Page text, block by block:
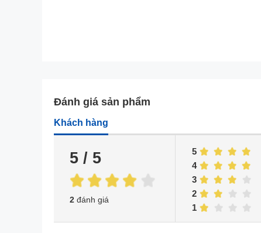
Đánh giá sản phẩm
Khách hàng
5 / 5
2 đánh giá
1
2
3
4
5